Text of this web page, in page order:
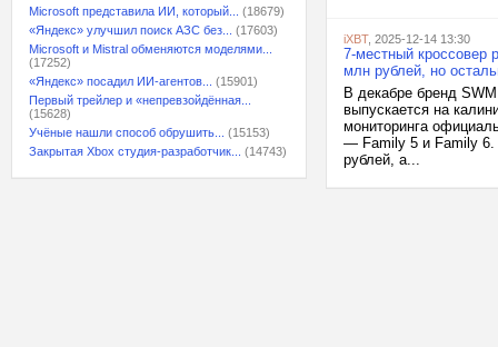
Microsoft представила ИИ, который...
(18679)
«Яндекс» улучшил поиск АЗС без...
(17603)
Microsoft и Mistral обменяются моделями...
(17252)
«Яндекс» посадил ИИ-агентов...
(15901)
Первый трейлер и «непревзойдённая...
(15628)
Учёные нашли способ обрушить...
(15153)
Закрытая Xbox студия-разработчик...
(14743)
iXBT, 2025-12-14 13:30
7-местный кроссовер
млн рублей, но
В декабре бренд
выпускается на
мониторинга
— Family 5 и Family 6.
рублей, а...